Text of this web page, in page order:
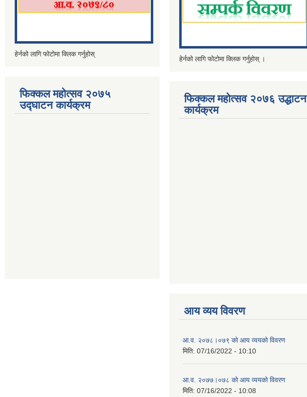
हेर्नको लागि फोटोमा क्लिक गर्नुहोस्
फिक्कल महोत्सव २०७५
उद्घाटन कार्यक्रम
हेर्नको लागि फोटोमा क्लिक गर्नुहोस् ।
फिक्कल महोत्सव २०७६ उद्धाटन
कार्यक्रम
आय व्यय विवरण
आ.व. २०७८।०७९ को आय व्ययको विवरण
मिति: 07/16/2022 - 10:10
आ.व. २०७७।०७८ को आय व्ययको विवरण
मिति: 07/16/2022 - 10:08